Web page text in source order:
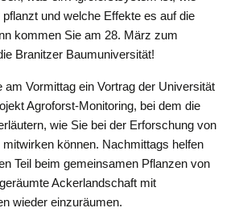
und welche Effekte es auf die
kommen Sie am 28. März zum
Branitzer Baumuniversität!
am Vormittag ein Vortrag der Universität
Agroforst-Monitoring, bei dem die
wie Sie bei der Erforschung von
können. Nachmittags helfen
Teil beim gemeinsamen Pflanzen von
Ackerlandschaft mit
wieder einzuräumen.